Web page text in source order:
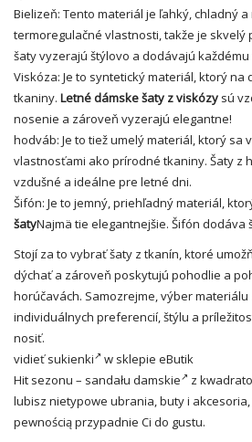
Bielizeň: Tento materiál je ľahký, chladný
termoregulačné vlastnosti, takže je skvelý
šaty vyzerajú štýlovo a dodávajú
Viskóza: Je to syntetický materiál, ktorý
tkaniny. Letné dámske šaty z viskózy sú
nosenie a zároveň vyzerajú elegantne!
hodváb: Je to tiež umelý materiál, ktorý sa
vlastnosťami ako prírodné tkaniny. Šaty z
vzdušné a ideálne pre letné dni.
Šifón: Je to jemný, priehľadný materiál,
šatyNajmä tie elegantnejšie. Šifón dodáva
Stojí za to vybrať šaty z tkanín, ktoré
dýchať a zároveň poskytujú pohodlie a
horúčavách. Samozrejme, výber materiálu
individuálnych preferencií, štýlu a
nosiť.
vidieťsukienki
w sklepie eButik
Hit sezonu – sandału damskie
z
lubisz nietypowe ubrania, buty i
pewnością przypadnie Ci do gustu.